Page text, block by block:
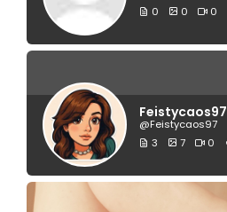
0
0 0
Feistycaos97
@Feistycaos97
3
7 0